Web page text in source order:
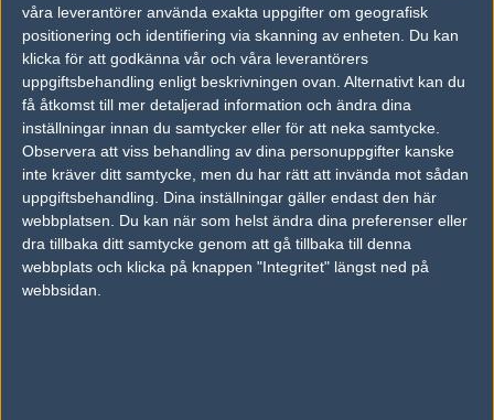
våra leverantörer använda exakta uppgifter om geografisk
positionering och identifiering via skanning av enheten. Du kan
klicka för att godkänna vår och våra leverantörers
uppgiftsbehandling enligt beskrivningen ovan. Alternativt kan du
få åtkomst till mer detaljerad information och ändra dina
inställningar innan du samtycker eller för att neka samtycke.
Observera att viss behandling av dina personuppgifter kanske
inte kräver ditt samtycke, men du har rätt att invända mot sådan
uppgiftsbehandling. Dina inställningar gäller endast den här
webbplatsen. Du kan när som helst ändra dina preferenser eller
dra tillbaka ditt samtycke genom att gå tillbaka till denna
webbplats och klicka på knappen "Integritet" längst ned på
webbsidan.
50%
AD
0 kommentarer —skriv kommentar
Ingen har skrivit någon kommentar ännu.
Skriv en kommentar Upp